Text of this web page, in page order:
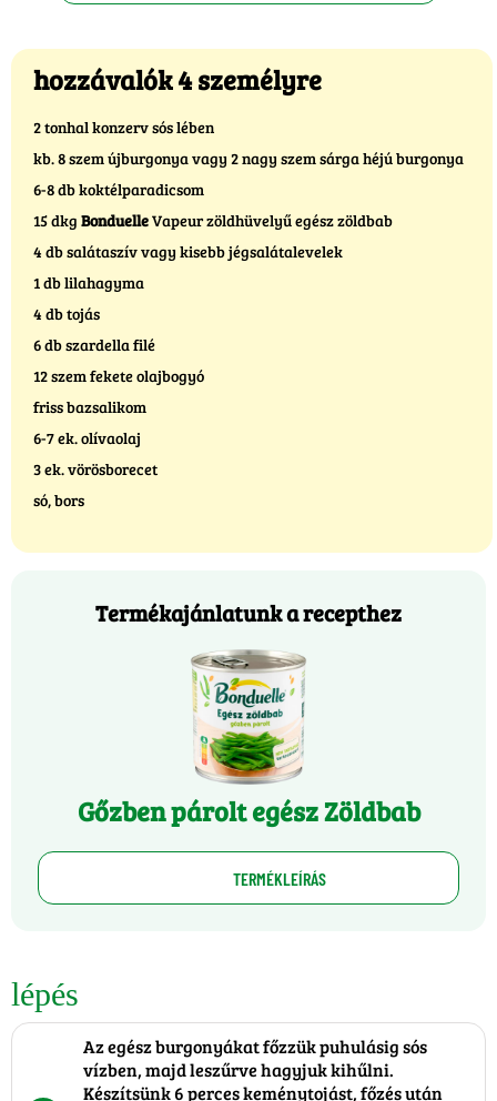
hozzávalók 4 személyre
2 tonhal konzerv sós lében
kb. 8 szem újburgonya vagy 2 nagy szem sárga héjú burgonya
6-8 db koktélparadicsom
15 dkg BonduelleVapeur zöldhüvelyű egész zöldbab
4 db salátaszív vagy kisebb jégsalátalevelek
1 db lilahagyma
4 db tojás
6 db szardella filé
12 szem fekete olajbogyó
friss bazsalikom
6-7 ek. olívaolaj
3 ek. vörösborecet
só, bors
Termékajánlatunk a recepthez
Gőzben párolt egész Zöldbab
TERMÉKLEÍRÁS
lépés
Az egész burgonyákat főzzük puhulásig sós
vízben, majd leszűrve hagyjuk kihűlni.
Készítsünk 6 perces keménytojást, főzés után